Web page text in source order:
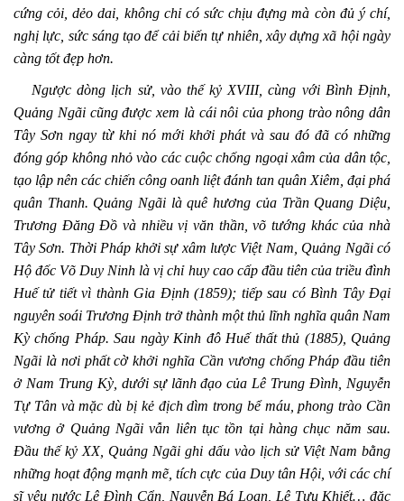
cứng cỏi, dẻo dai, không chỉ có sức chịu đựng mà còn đủ ý chí,
nghị lực, sức sáng tạo để cải biến tự nhiên, xây dựng xã hội ngày
càng tốt đẹp hơn.
Ngược dòng lịch sử, vào thế kỷ XVIII, cùng với Bình Định,
Quảng Ngãi cũng được xem là cái nôi của phong trào nông dân
Tây Sơn ngay từ khi nó mới khởi phát và sau đó đã có những
đóng góp không nhỏ vào các cuộc chống ngoại xâm của dân tộc,
tạo lập nên các chiến công oanh liệt đánh tan quân Xiêm, đại phá
quân Thanh. Quảng Ngãi là quê hương của Trần Quang Diệu,
Trương Đăng Đồ và nhiều vị văn thần, võ tướng khác của nhà
Tây Sơn. Thời Pháp khởi sự xâm lược Việt Nam, Quảng Ngãi có
Hộ đốc Võ Duy Ninh là vị chỉ huy cao cấp đầu tiên của triều đình
Huế tử tiết vì thành Gia Định (1859); tiếp sau có Bình Tây Đại
nguyên soái Trương Định trở thành một thủ lĩnh nghĩa quân Nam
Kỳ chống Pháp. Sau ngày Kinh đô Huế thất thủ (1885), Quảng
Ngãi là nơi phất cờ khởi nghĩa Cần vương chống Pháp đầu tiên
ở Nam Trung Kỳ, dưới sự lãnh đạo của Lê Trung Đình, Nguyễn
Tự Tân và mặc dù bị kẻ địch dìm trong bể máu, phong trào Cần
vương ở Quảng Ngãi vẫn liên tục tồn tại hàng chục năm sau.
Đầu thế kỷ XX, Quảng Ngãi ghi dấu vào lịch sử Việt Nam bằng
những hoạt động mạnh mẽ, tích cực của Duy tân Hội, với các chí
sĩ yêu nước Lê Đình Cẩn, Nguyễn Bá Loan, Lê Tựu Khiết… đặc